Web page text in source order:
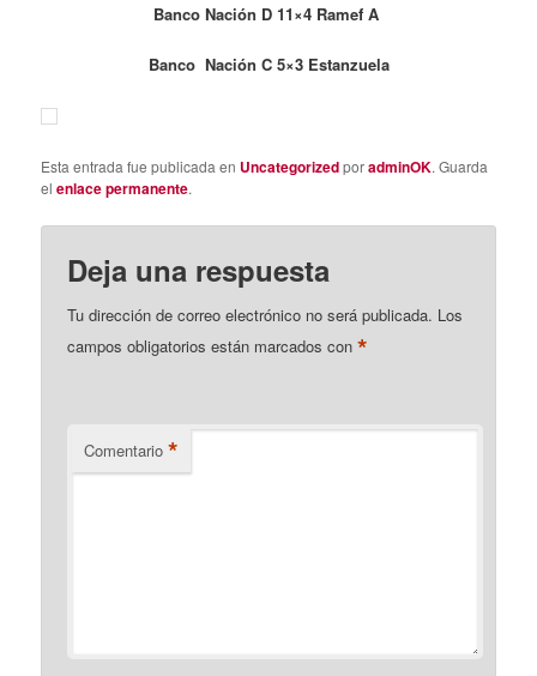
Banco Nación D 11×4 Ramef A
Banco Nación C 5×3 Estanzuela
Esta entrada fue publicada en UncategorizedporadminOK. Guarda
elenlace permanente.
Deja una respuesta
Tu dirección de correo electrónico no será publicada. Los
campos obligatorios están marcados con*
Comentario *